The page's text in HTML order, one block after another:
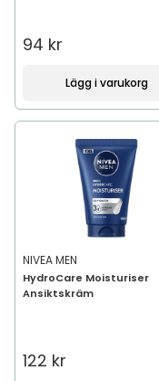
94 kr
Lägg i varukorg
NIVEA MEN
HydroCare Moisturiser
Ansiktskräm
122 kr